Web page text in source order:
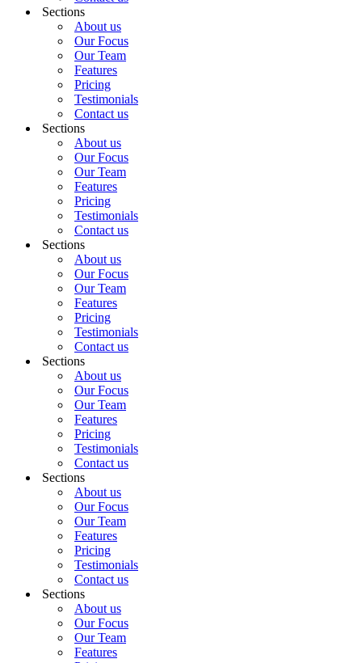
Sections
About us
Our Focus
Our Team
Features
Pricing
Testimonials
Contact us
Sections
About us
Our Focus
Our Team
Features
Pricing
Testimonials
Contact us
Sections
About us
Our Focus
Our Team
Features
Pricing
Testimonials
Contact us
Sections
About us
Our Focus
Our Team
Features
Pricing
Testimonials
Contact us
Sections
About us
Our Focus
Our Team
Features
Pricing
Testimonials
Contact us
Sections
About us
Our Focus
Our Team
Features